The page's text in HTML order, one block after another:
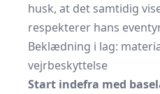
husk, at det samtidig
respekterer hans
Beklædning i lag:
vejrbeskyttelse
Start indefra med